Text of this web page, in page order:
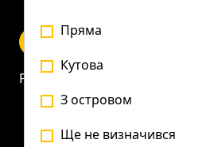
Пряма
Кутова
З островом
Ще не визначився
Privacy Policy